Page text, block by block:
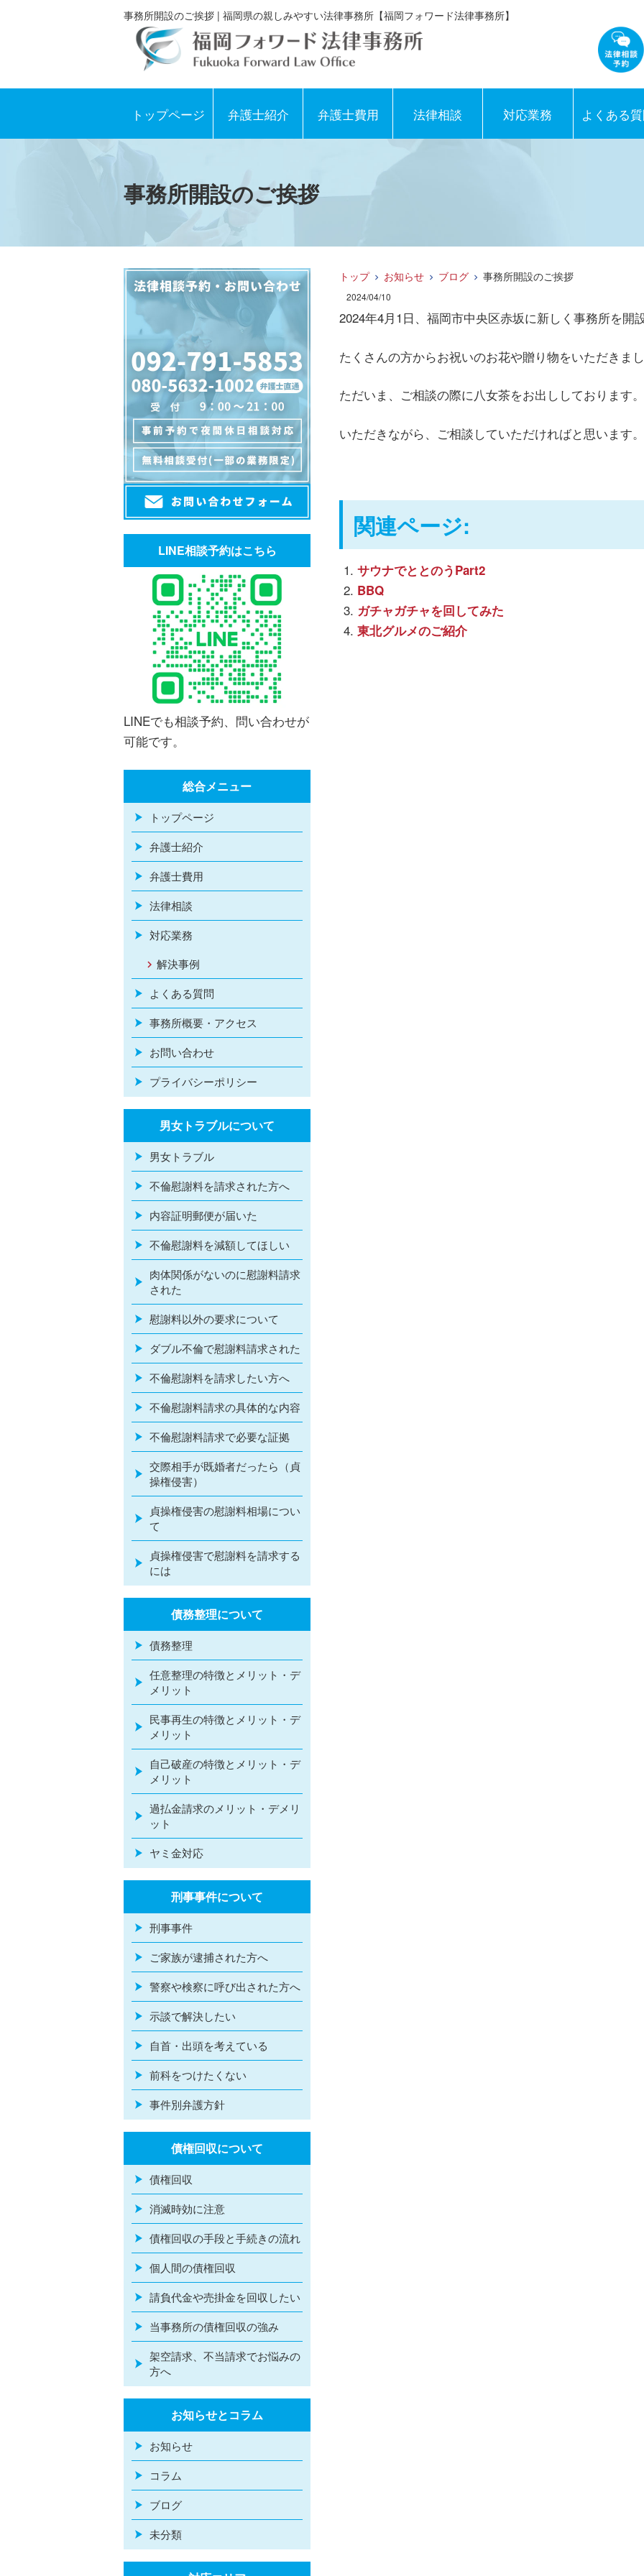
事務所開設のご挨拶 | 福岡県の親しみやすい法律事務所【福岡フォワード法律事務所】
トップページ 弁護士紹介 弁護士費用 法律相談 対応業務 よくある
事務所開設のご挨拶
トップ お知らせ ブログ 事務所開設のご挨拶
2024/04/10
2024年4月1日、福岡市中央区赤坂に新しく事務所を開
たくさんの方からお祝いのお花や贈り物をいただきま
ただいま、ご相談の際に八女茶をお出ししております
いただきながら、ご相談していただければと思
関連ページ:
サウナでととのうPart2
BBQ
ガチャガチャを回してみた
東北グルメのご紹介
LINE相談予約はこちら
LINEでも相談予約、問い合わせが
可能です。
総合メニュー
トップページ
弁護士紹介
弁護士費用
法律相談
対応業務
解決事例
よくある質問
事務所概要・アクセス
お問い合わせ
プライバシーポリシー
男女トラブルについて
男女トラブル
不倫慰謝料を請求された方へ
内容証明郵便が届いた
不倫慰謝料を減額してほしい
肉体関係がないのに慰謝料請求
された
慰謝料以外の要求について
ダブル不倫で慰謝料請求された
不倫慰謝料を請求したい方へ
不倫慰謝料請求の具体的な内容
不倫慰謝料請求で必要な証拠
交際相手が既婚者だったら（貞
操権侵害）
貞操権侵害の慰謝料相場につい
て
貞操権侵害で慰謝料を請求する
には
債務整理について
債務整理
任意整理の特徴とメリット・デ
メリット
民事再生の特徴とメリット・デ
メリット
自己破産の特徴とメリット・デ
メリット
過払金請求のメリット・デメリ
ット
ヤミ金対応
刑事事件について
刑事事件
ご家族が逮捕された方へ
警察や検察に呼び出された方へ
示談で解決したい
自首・出頭を考えている
前科をつけたくない
事件別弁護方針
債権回収について
債権回収
消滅時効に注意
債権回収の手段と手続きの流れ
個人間の債権回収
請負代金や売掛金を回収したい
当事務所の債権回収の強み
架空請求、不当請求でお悩みの
方へ
お知らせとコラム
お知らせ
コラム
ブログ
未分類